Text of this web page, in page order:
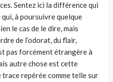
Sentez ici la différence qui
qui, à poursuivre quelque
le cas de le dire, mais
de l’odorat, du flair,
pas forcément étrangère à
autre chose est cette
trace repérée comme telle sur